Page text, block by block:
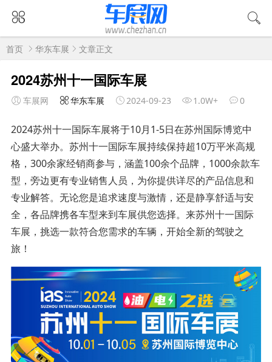
首页 华东车展 文章正文
2024苏州十一国际车展
车展网 华东车展 2024-09-23 1.0W+ 0
2024苏州十一国际车展将于10月1-5日在苏州国际博览中
心盛大举办。苏州十一国际车展持续保持超10万平米高规
格，300余家经销商参与，涵盖100余个品牌，1000余款车
型，旁边更有专业销售人员，为你提供详尽的产品信息和
专业解答。无论您是追求速度与激情，还是静享舒适与安
全，各品牌携各车型来到车展供您选择。来苏州十一国际
车展，挑选一款符合您需求的车辆，开始全新的驾驶之
旅！